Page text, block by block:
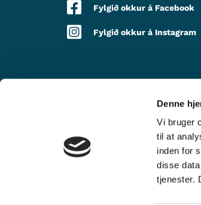
Denne
Vi bruger
til at
inden for
disse
tjenester.
Fylgið okkur á Facebook
Fylgið okkur á Instagram
MEÐ STUÐNINGI FRÁ